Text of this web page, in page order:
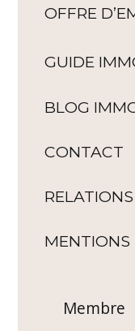
OFFRE
GUIDE
BLOG
CONTACT
MENTIONS
Membre